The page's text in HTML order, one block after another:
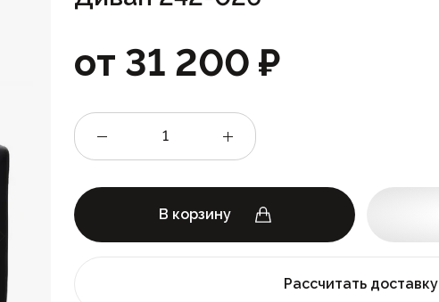
от 31 200 ₽
В корзину
Рассчитать доставку